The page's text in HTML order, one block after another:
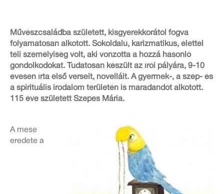
Művészcsaládba született, kisgyerekkorától fogva
folyamatosan alkotott. Sokoldalú, karizmatikus, élettel
teli személyiség volt, aki vonzotta a hozzá hasonló
gondolkodókat. Tudatosan készült az írói pályára, 9-10
évesen írta első verseit, novelláit. A gyermek-, a szép- és
a spirituális irodalom területén is maradandót alkotott.
115 éve született Szepes Mária.
A mese
eredete a